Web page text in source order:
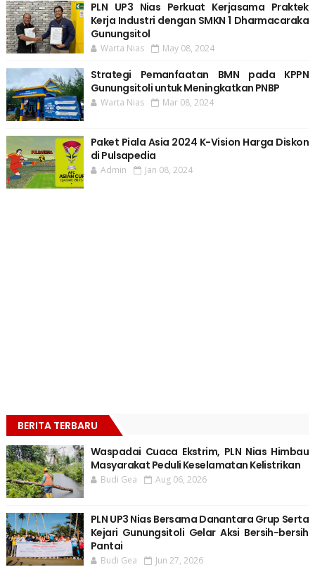
PLN UP3 Nias Perkuat Kerjasama Praktek
Kerja Industri dengan SMKN 1 Dharmacaraka
Gunungsitol
Warta Nias May 08, 2024
Strategi Pemanfaatan BMN pada KPPN
Gunungsitoli untuk Meningkatkan PNBP
Warta Nias Mar 08, 2024
Paket Piala Asia 2024 K-Vision Harga Diskon
di Pulsapedia
Admin Jan 08, 2024
BERITA TERBARU
Waspadai Cuaca Ekstrim, PLN Nias Himbau
Masyarakat Peduli Keselamatan Kelistrikan
Budi Gea Aug 06, 2026
PLN UP3 Nias Bersama Danantara Grup Serta
Kejari Gunungsitoli Gelar Aksi Bersih-bersih
Pantai
Budi Gea Jun 27, 2026